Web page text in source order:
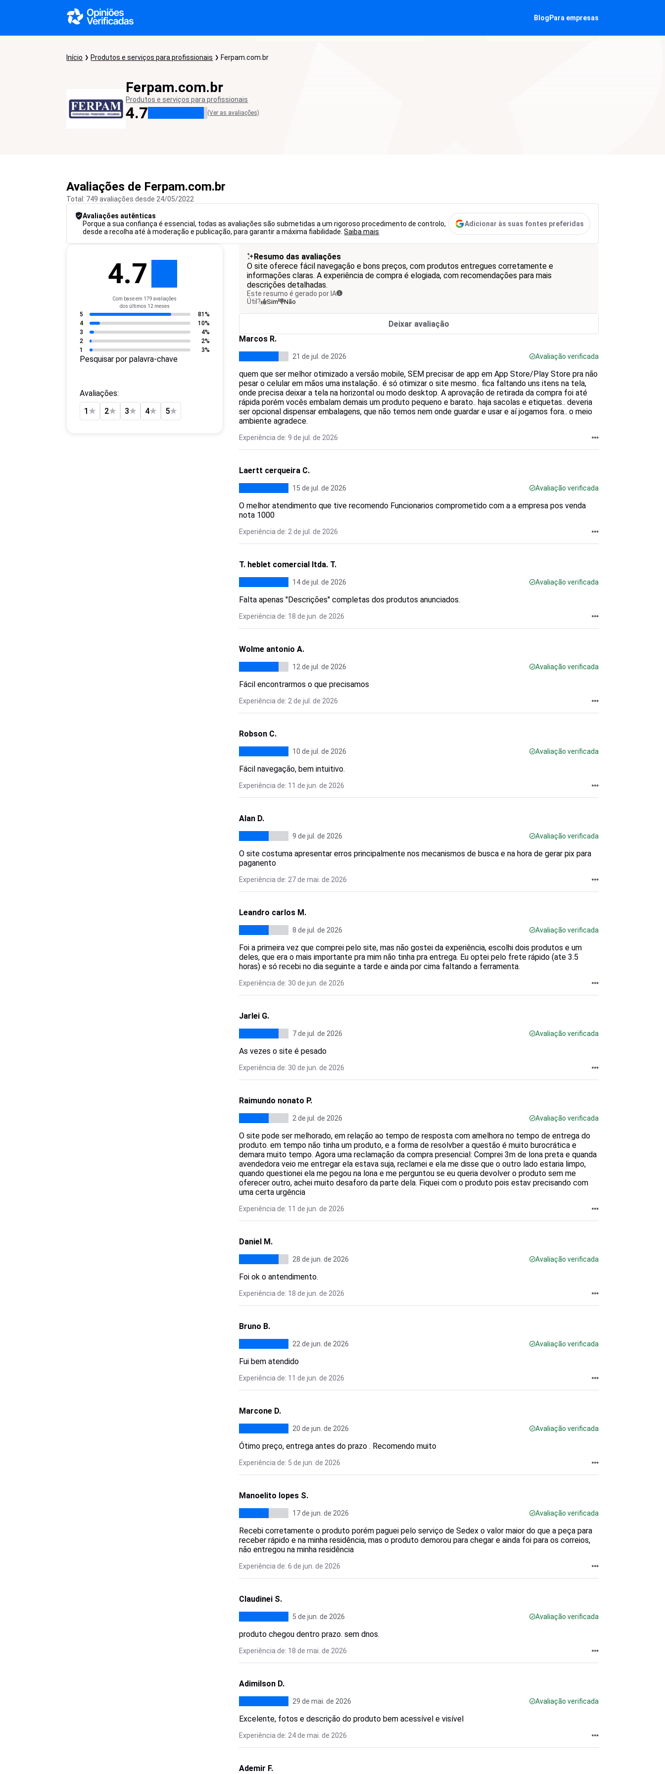
Blog Para empresas
Início Produtos e serviços para profissionais Ferpam.com.br
Ferpam.com.br
Produtos e serviços para profissionais
4.7 (Ver as avaliações)
Avaliações de Ferpam.com.br
Total: 749 avaliações desde 24/05/2022
Avaliações autênticas
Porque a sua confiança é essencial, todas as avaliações são submetidas a um rigoroso procedimento de controlo,
desde a recolha até à moderação e publicação, para garantir a máxima fiabilidade.Saiba mais
Adicionar às suas fontes preferidas
4.7
Com base em 179 avaliações
dos últimos 12 meses
5
81%
4
10%
3
4%
2
2%
1
3%
Pesquisar por palavra-chave
Avaliações:
1 ★ 2★ 3★ 4★ 5★
Resumo das avaliações
O site oferece fácil navegação e bons preços, com produtos entregues corretamente e
informações claras. A experiência de compra é elogiada, com recomendações para mais
descrições detalhadas.
Este resumo é gerado por IA
Útil?
Sim Não
Deixar avaliação
Marcos R.
21 de jul. de 2026 Avaliação verificada
quem que ser melhor otimizado a versão mobile, SEM precisar de app em App Store/Play Store pra não
pesar o celular em mãos uma instalação.. é só otimizar o site mesmo.. fica faltando uns itens na tela,
onde precisa deixar a tela na horizontal ou modo desktop. A aprovação de retirada da compra foi até
rápida porém vocês embalam demais um produto pequeno e barato.. haja sacolas e etiquetas.. deveria
ser opcional dispensar embalagens, que não temos nem onde guardar e usar e aí jogamos fora.. o meio
ambiente agradece.
Experiência de: 9 de jul. de 2026
Laertt cerqueira C.
15 de jul. de 2026 Avaliação verificada
O melhor atendimento que tive recomendo Funcionarios comprometido com a a empresa pos venda
nota 1000
Experiência de: 2 de jul. de 2026
T. heblet comercial ltda. T.
14 de jul. de 2026 Avaliação verificada
Falta apenas ''Descrições'' completas dos produtos anunciados.
Experiência de: 18 de jun. de 2026
Wolme antonio A.
12 de jul. de 2026 Avaliação verificada
Fácil encontrarmos o que precisamos
Experiência de: 2 de jul. de 2026
Robson C.
10 de jul. de 2026 Avaliação verificada
Fácil navegação, bem intuitivo.
Experiência de: 11 de jun. de 2026
Alan D.
9 de jul. de 2026 Avaliação verificada
O site costuma apresentar erros principalmente nos mecanismos de busca e na hora de gerar pix para
paganento
Experiência de: 27 de mai. de 2026
Leandro carlos M.
8 de jul. de 2026 Avaliação verificada
Foi a primeira vez que comprei pelo site, mas não gostei da experiência, escolhi dois produtos e um
deles, que era o mais importante pra mim não tinha pra entrega. Eu optei pelo frete rápido (ate 3.5
horas) e só recebi no dia seguinte a tarde e ainda por cima faltando a ferramenta.
Experiência de: 30 de jun. de 2026
Jarlei G.
7 de jul. de 2026 Avaliação verificada
As vezes o site é pesado
Experiência de: 30 de jun. de 2026
Raimundo nonato P.
2 de jul. de 2026 Avaliação verificada
O site pode ser melhorado, em relação ao tempo de resposta com amelhora no tempo de entrega do
produto. em tempo não tinha um produto, e a forma de resolvber a questão é muito burocrática e
demara muito tempo. Agora uma reclamação da compra presencial: Comprei 3m de lona preta e quanda
avendedora veio me entregar ela estava suja, reclamei e ela me disse que o outro lado estaria limpo,
quando questionei ela me pegou na lona e me perguntou se eu queria devolver o produto sem me
oferecer outro, achei muito desaforo da parte dela. Fiquei com o produto pois estav precisando com
uma certa urgência
Experiência de: 11 de jun. de 2026
Daniel M.
28 de jun. de 2026 Avaliação verificada
Foi ok o antendimento.
Experiência de: 18 de jun. de 2026
Bruno B.
22 de jun. de 2026 Avaliação verificada
Fui bem atendido
Experiência de: 11 de jun. de 2026
Marcone D.
20 de jun. de 2026 Avaliação verificada
Ótimo preço, entrega antes do prazo . Recomendo muito
Experiência de: 5 de jun. de 2026
Manoelito lopes S.
17 de jun. de 2026 Avaliação verificada
Recebi corretamente o produto porém paguei pelo serviço de Sedex o valor maior do que a peça para
receber rápido e na minha residência, mas o produto demorou para chegar e ainda foi para os correios,
não entregou na minha residência
Experiência de: 6 de jun. de 2026
Claudinei S.
5 de jun. de 2026 Avaliação verificada
produto chegou dentro prazo. sem dnos.
Experiência de: 18 de mai. de 2026
Adimilson D.
29 de mai. de 2026 Avaliação verificada
Excelente, fotos e descrição do produto bem acessível e visível
Experiência de: 24 de mai. de 2026
Ademir F.